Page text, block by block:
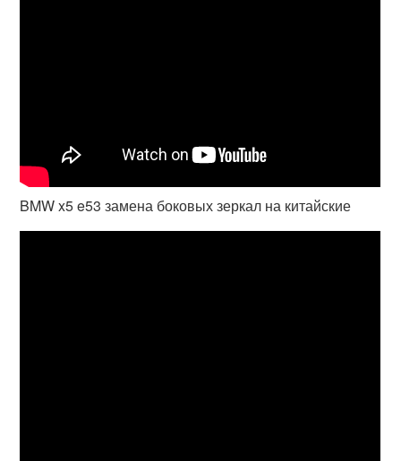
BMW x5 e53 замена боковых зеркал на китайские